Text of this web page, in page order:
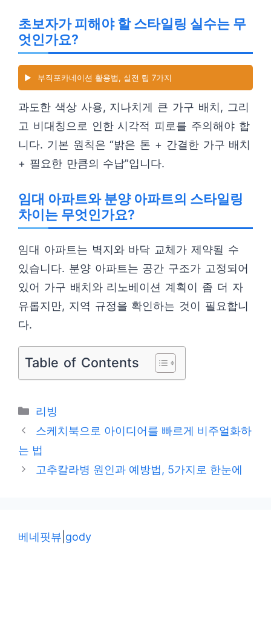
초보자가 피해야 할 스타일링 실수는 무
엇인가요?
▶️ 부직포카네이션 활용법, 실전 팁 7가지
과도한 색상 사용, 지나치게 큰 가구 배치, 그리
고 비대칭으로 인한 시각적 피로를 주의해야 합
니다. 기본 원칙은 “밝은 톤 + 간결한 가구 배치
+ 필요한 만큼의 수납”입니다.
임대 아파트와 분양 아파트의 스타일링
차이는 무엇인가요?
임대 아파트는 벽지와 바닥 교체가 제약될 수
있습니다. 분양 아파트는 공간 구조가 고정되어
있어 가구 배치와 리노베이션 계획이 좀 더 자
유롭지만, 지역 규정을 확인하는 것이 필요합니
다.
Table of Contents
카
테
리
리빙
스케치북으로 아이디어를 빠르게 비주얼화하
는 법
고추칼라병 원인과 예방법, 5가지로 한눈에
베네핏뷰 gody